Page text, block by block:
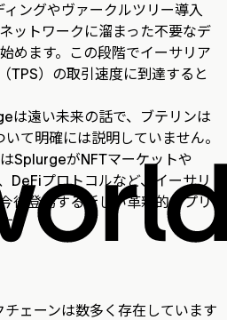
ィングやヴァークルツリー導入
ットワークに溜まった不要なデ
めます。この段階でイーサリア
TPS）の取引速度に到達すると
は遠い未来の話で、ブテリンは
て明確には説明していません。
SplurgeがNFTマーケットや
DeFiプロトコルなど、イーサリ
後登場する新しい革新的アプリ
。
チェーンは数多く存在しています